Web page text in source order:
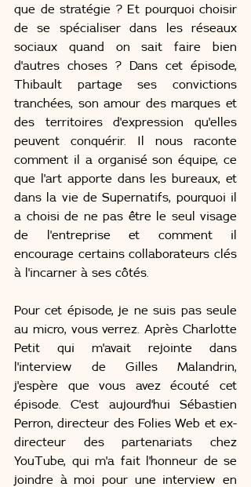
que de stratégie ? Et pourquoi choisir
de se spécialiser dans les réseaux
sociaux quand on sait faire bien
d'autres choses ? Dans cet épisode,
Thibault partage ses convictions
tranchées, son amour des marques et
des territoires d'expression qu'elles
peuvent conquérir. Il nous raconte
comment il a organisé son équipe, ce
que l'art apporte dans les bureaux, et
dans la vie de Supernatifs, pourquoi il
a choisi de ne pas être le seul visage
de l'entreprise et comment il
encourage certains collaborateurs clés
à l'incarner à ses côtés.
Pour cet épisode, je ne suis pas seule
au micro, vous verrez. Après Charlotte
Petit qui m'avait rejointe dans
l'interview de Gilles Malandrin,
j'espère que vous avez écouté cet
épisode. C'est aujourd'hui Sébastien
Perron, directeur des Folies Web et ex-
directeur des partenariats chez
YouTube, qui m'a fait l'honneur de se
joindre à moi pour une interview en